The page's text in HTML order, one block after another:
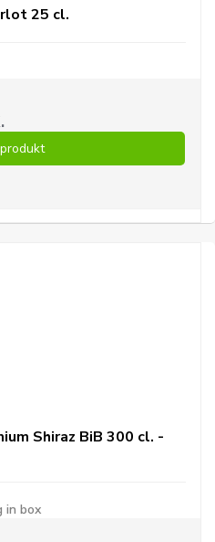
25 cl.
Shiraz BiB 300 cl. -
in box